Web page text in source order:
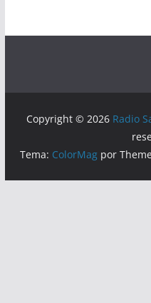
Copyright © 2026 Radio
Tema: ColorMag por